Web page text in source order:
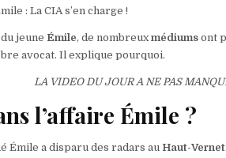
: La CIA s’en charge !
jeuneÉmile, de nombreuxmédiumsont
avocat. Il explique pourquoi.
LA VIDEO DU JOUR A NE PAS
l’affaire Émile ?
Émile a disparu des radars au Haut-Vernet